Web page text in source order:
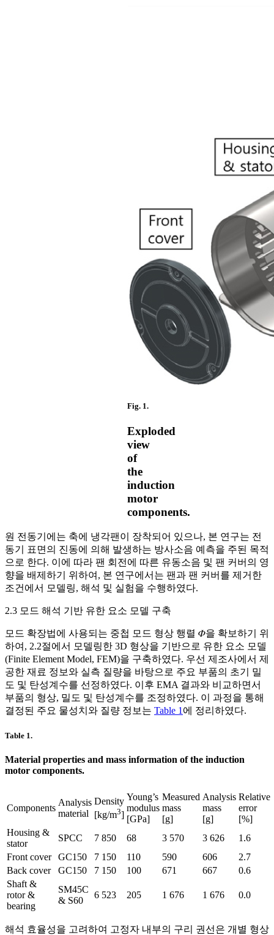
Fig. 1.
Exploded
view
of
the
induction
motor
components.
원 전동기에는 축에 냉각팬이 장착되어 있으나, 본 연구는 전
동기 표면의 진동에 의해 발생하는 방사소음 예측을 주된 목적
으로 한다. 이에 따라 팬 회전에 따른 유동소음 및 팬 커버의 영
향을 배제하기 위하여, 본 연구에서는 팬과 팬 커버를 제거한
조건에서 모델링, 해석 및 실험을 수행하였다.
2.3 모드 해석 기반 유한 요소 모델 구축
모드 확장법에 사용되는 중첩 모드 형상 행렬 𝛷을 확보하기 위
하여, 2.2절에서 모델링한 3D 형상을 기반으로 유한 요소 모델
(Finite Element Model, FEM)을 구축하였다. 우선 제조사에서 제
공한 재료 정보와 실측 질량을 바탕으로 주요 부품의 초기 밀
도 및 탄성계수를 선정하였다. 이후 EMA 결과와 비교하면서
부품의 형상, 밀도 및 탄성계수를 조정하였다. 이 과정을 통해
결정된 주요 물성치와 질량 정보는 Table 1 에 정리하였다.
Table 1.
Material properties and mass information of the induction
motor components.
Components
Analysis
material
Density
[kg/m3]
Young’s
modulus
[GPa]
Measured
mass
[g]
Analysis
mass
[g]
Relative
error
[%]
Housing &
stator
SPCC 7 850 68 3 570 3 626
1.6
Front cover
GC150 7 150 110 590 606
2.7
Back cover
GC150 7 150 100 671 667
0.6
Shaft &
rotor &
bearing
SM45C
& S60
6 523 205 1 676 1 676 0.0
해석 효율성을 고려하여 고정자 내부의 구리 권선은 개별 형상